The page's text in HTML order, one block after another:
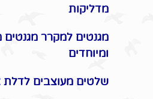
מדליקות
מגנטים למקרר מגנטים
ומיוחדים
שלטים מעוצבים לדלת